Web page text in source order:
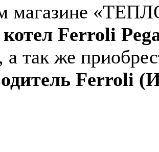
магазине
Ferroli
так же
Ferroli